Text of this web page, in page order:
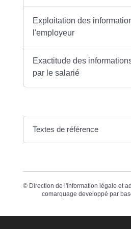
Exploitation des
l'employeur
Exactitude des
par le salarié
Textes de référence
© Direction de l'information légale et
comarquage developpé par